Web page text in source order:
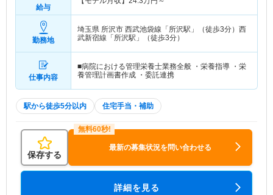
給与
勤務地
埼玉県 所沢市 西武池袋線「所沢駅」（徒歩3分）西
武新宿線「所沢駅」（徒歩3分）
仕事内容
■病院における管理栄養士業務全般 ・栄養指導 ・栄
養管理計画書作成 ・委託連携
駅から徒歩5分以内 住宅手当・補助
保存する
最新の募集状況を問い合わせる
詳細を見る